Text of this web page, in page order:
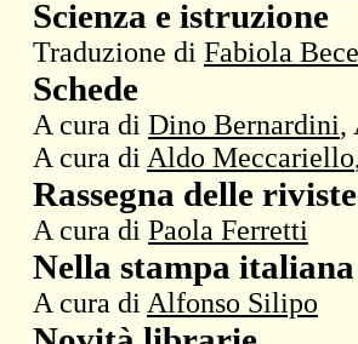
Scienza e istruzione
Traduzione di Fabiola
Schede
A cura di Dino Bernardini,
A cura di Aldo Meccariello
Rassegna delle
A cura di Paola Ferretti
Nella stampa italiana
A cura di Alfonso Silipo